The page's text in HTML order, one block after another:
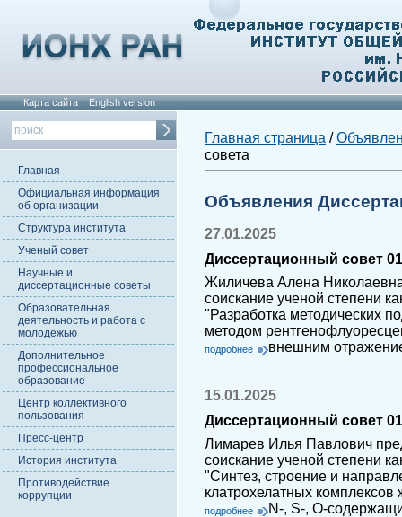
Карта сайта English version
Главная
Официальная информация
об организации
Структура института
Ученый совет
Научные и
диссертационные советы
Образовательная
деятельность и работа с
молодежью
Дополнительное
профессиональное
образование
Центр коллективного
пользования
Пресс-центр
История института
Противодействие
коррупции
Главная страница /
совета
Объявления
27.01.2025
Диссертационный совет
Жиличева Алена
соискание ученой степени
"Разработка методических
методом
внешним
подробнее
15.01.2025
Диссертационный совет
Лимарев Илья Павлович
соискание ученой степени
"Синтез, строение и
клатрохелатных комплексов
N-, S-, O-
подробнее